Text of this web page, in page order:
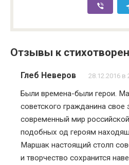
Отзывы к
Глеб Неверов 28.12.2016 в
Были времена-были герои.
советского гражданина
современный мир
подобных од героям
Маршак настоящий столп
и творчество сохранится